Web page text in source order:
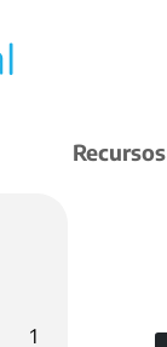
Recursos
1